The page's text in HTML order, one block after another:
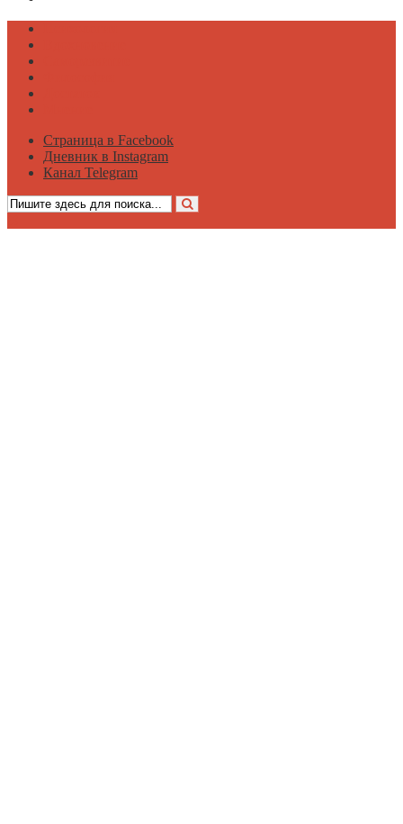
Страница в Facebook
Дневник в Instagram
Канал Telegram